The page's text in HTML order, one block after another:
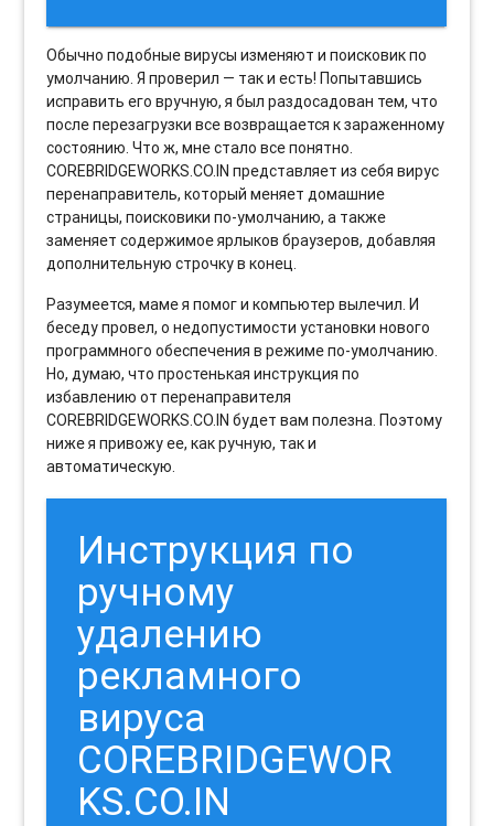
Обычно подобные вирусы изменяют и поисковик по
умолчанию. Я проверил — так и есть! Попытавшись
исправить его вручную, я был раздосадован тем, что
после перезагрузки все возвращается к зараженному
состоянию. Что ж, мне стало все понятно.
COREBRIDGEWORKS.CO.IN представляет из себя вирус
перенаправитель, который меняет домашние
страницы, поисковики по-умолчанию, а также
заменяет содержимое ярлыков браузеров, добавляя
дополнительную строчку в конец.
Разумеется, маме я помог и компьютер вылечил. И
беседу провел, о недопустимости установки нового
программного обеспечения в режиме по-умолчанию.
Но, думаю, что простенькая инструкция по
избавлению от перенаправителя
COREBRIDGEWORKS.CO.IN будет вам полезна. Поэтому
ниже я привожу ее, как ручную, так и
автоматическую.
Инструкция по
ручному
удалению
рекламного
вируса
COREBRIDGEWOR
KS.CO.IN